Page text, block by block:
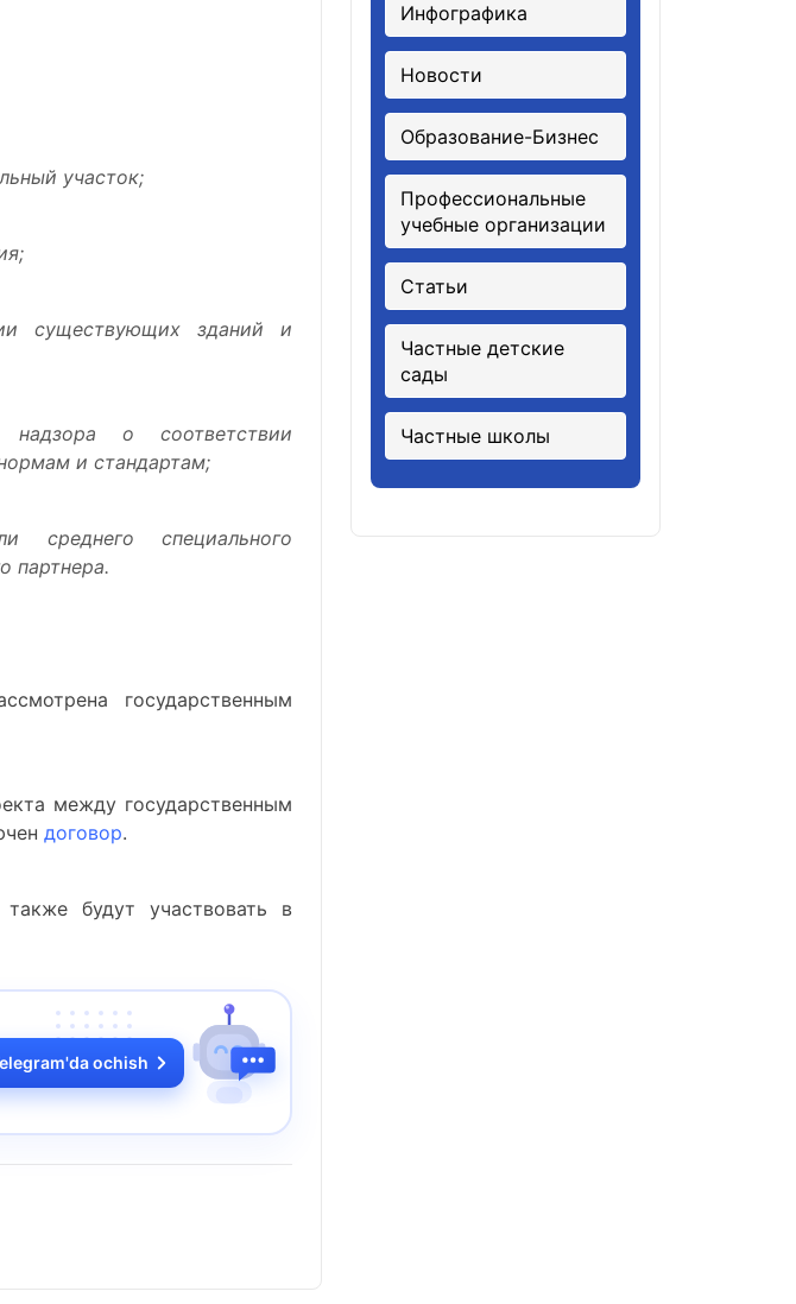
участок;
существующих зданий и
надзора о соответствии
и стандартам;
специального
партнера.
государственным
между государственным
договор.
будут участвовать в
ochish
Инфографика
Новости
Образование-Бизнес
Профессиональные
учебные организации
Статьи
Частные детские
сады
Частные школы